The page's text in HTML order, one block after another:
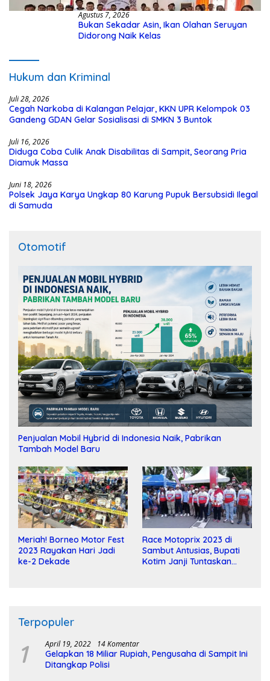
Agustus 7, 2026
Bukan Sekadar Asin, Ikan Olahan Seruyan
Didorong Naik Kelas
Hukum dan Kriminal
Juli 28, 2026
Cegah Narkoba di Kalangan Pelajar, KKN UPR Kelompok 03
Gandeng GDAN Gelar Sosialisasi di SMKN 3 Buntok
Juli 16, 2026
Diduga Coba Culik Anak Disabilitas di Sampit, Seorang Pria
Diamuk Massa
Juni 18, 2026
Polsek Jaya Karya Ungkap 80 Karung Pupuk Bersubsidi Ilegal
di Samuda
Otomotif
Penjualan Mobil Hybrid di Indonesia Naik, Pabrikan
Tambah Model Baru
Meriah! Borneo Motor Fest
2023 Rayakan Hari Jadi
ke-2 Dekade
Race Motoprix 2023 di
Sambut Antusias, Bupati
Kotim Janji Tuntaskan
Terpopuler
1 April 19, 2022 14 Komentar
Gelapkan 18 Miliar Rupiah, Pengusaha di Sampit Ini
Ditangkap Polisi